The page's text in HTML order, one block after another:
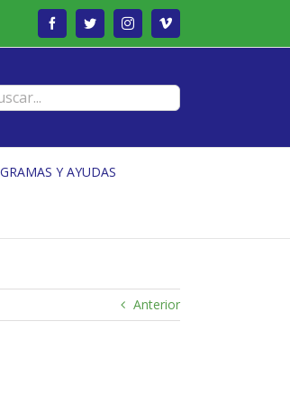
FacebookTwitterInstagramVimeo
Y AYUDAS
Anterior